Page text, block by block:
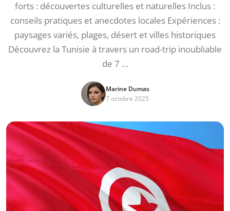
forts : découvertes culturelles et naturelles Inclus :
conseils pratiques et anecdotes locales Expériences :
paysages variés, plages, désert et villes historiques
Découvrez la Tunisie à travers un road-trip inoubliable
de 7 …
Marine Dumas
7 octobre 2025